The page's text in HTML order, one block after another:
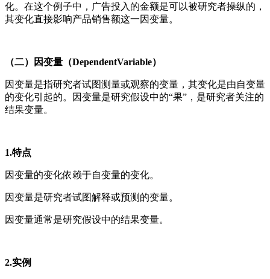
化。在这个例子中，广告投入的金额是可以被研究者操纵的，
其变化直接影响产品销售额这一因变量。
（二）因变量（DependentVariable）
因变量是指研究者试图测量或观察的变量，其变化是由自变量
的变化引起的。因变量是研究假设中的“果”，是研究者关注的
结果变量。
1.特点
因变量的变化依赖于自变量的变化。
因变量是研究者试图解释或预测的变量。
因变量通常是研究假设中的结果变量。
2.实例